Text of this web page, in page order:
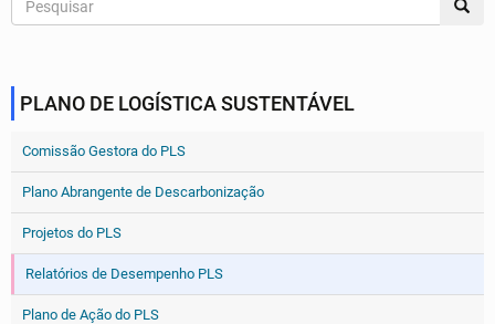
PLANO DE LOGÍSTICA SUSTENTÁVEL
Comissão Gestora do PLS
Plano Abrangente de Descarbonização
Projetos do PLS
Relatórios de Desempenho PLS
Plano de Ação do PLS